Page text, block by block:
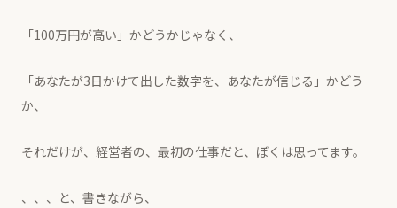
「100万円が高い」かどうかじゃなく、
「あなたが3日かけて出した数字を、あなたが信じる」かどう
か、
それだけが、経営者の、最初の仕事だと、ぼくは思ってます。
、、、と、書きながら、